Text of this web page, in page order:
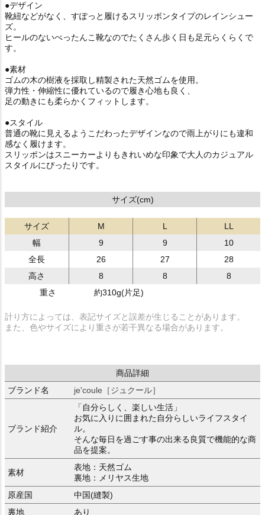
●デザイン
靴紐などがなく、すぽっと履けるスリッポンタイプのレインシュー
ズ。
ヒールのないぺったんこ靴なのでたくさん歩く日も足元らくらくで
す。
●素材
ゴムの木の樹液を採取し精製された天然ゴムを使用。
弾力性・伸縮性に優れているので履き心地も良く、
足の動きにも柔らかくフィットします。
●スタイル
普通の靴に見えるようこだわったデザインなので雨上がりにも違和
感なく履けます。
スリッポンはスニーカーよりもきれいめな印象で大人のカジュアル
スタイルにぴったりです。
サイズ(cm)
サイズ M L
LL
幅
9 9
10
全長
26 27
28
高さ
8 8
8
重さ
約310g(片足)
計り方によっては、表記サイズと誤差が生じることがあります。
また、色やサイズにより重さが若干異なる場合があります。
商品詳細
ブランド名
je'coule［ジュクール］
ブランド紹介
「自分らしく、楽しい生活」
お気に入りに囲まれた自分らしいライフスタイ
ル。
そんな毎日を過ごす事の出来る良質で機能的な商
品を提案。
素材
表地：天然ゴム
裏地：メリヤス生地
原産国
中国(縫製)
裏地
あり